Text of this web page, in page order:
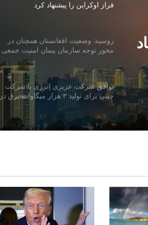
فراز اوکراین را پیشنهاد کرد
روسیه: وضعیت افغانستان همچنان در
محور توجه سازمان پیمان امنیت جمعی
توافق شرکت عزیزی انرژی با شرکت
چینی برای تولید ۳ هزار میگاوات برق در
افغانستان
یونیسف: در ۳۰۰ روز پس از آتش‌بس
شمار قربانیان تیراندازی در مکتب تایلند
افزایش یافت
محکمه آلمان یک شهروند افغان را به